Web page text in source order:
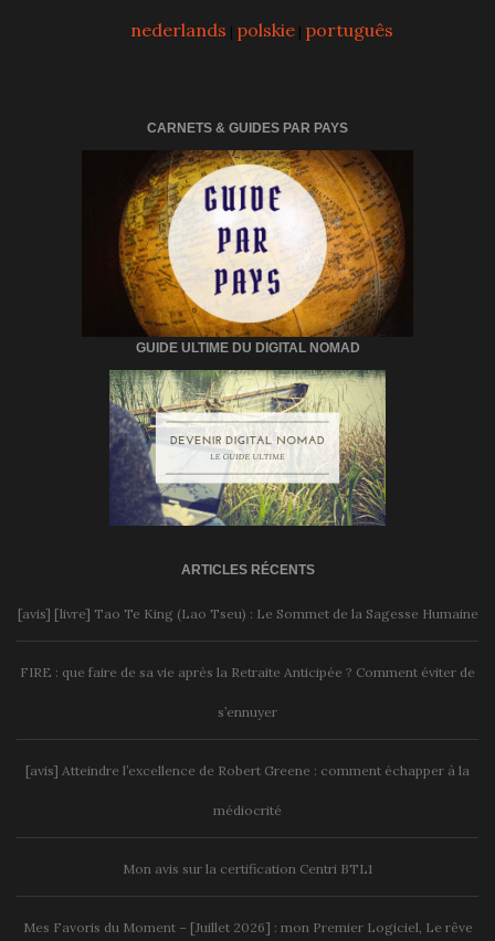
nederlands | polskie| português
CARNETS & GUIDES PAR PAYS
GUIDE ULTIME DU DIGITAL NOMAD
ARTICLES RÉCENTS
[avis] [livre] Tao Te King (Lao Tseu) : Le Sommet de la Sagesse Humaine
FIRE : que faire de sa vie après la Retraite Anticipée ? Comment éviter de
s’ennuyer
[avis] Atteindre l’excellence de Robert Greene : comment échapper à la
médiocrité
Mon avis sur la certification Centri BTL1
Mes Favoris du Moment – [Juillet 2026] : mon Premier Logiciel, Le rêve